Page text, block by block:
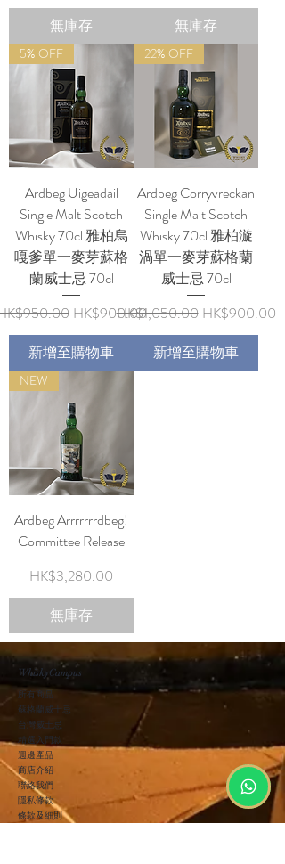
無庫存
無庫存
5% OFF
Ardbeg Uigeadail
Single Malt Scotch
Whisky 70cl 雅柏烏
嘎爹單一麥芽蘇格
蘭威士忌 70cl
般價格
促銷價格
HK$900.00
新增至購物車
22% OFF
Ardbeg Corryvreckan
Single Malt Scotch
Whisky 70cl 雅柏漩
渦單一麥芽蘇格蘭
威士忌 70cl
一般價格
HK$1,050.00 促銷價格
HK$900.00
新增至購物車
NEW
Ardbeg Arrrrrrrdbeg!
Committee Release
價格
HK$3,280.00
無庫存
WhiskyCampus
所有商品
蘇格蘭威士忌
台灣​威士忌
精選入門款
週邊產品
商店介紹
聯絡我們
隱私條款
條款及細則